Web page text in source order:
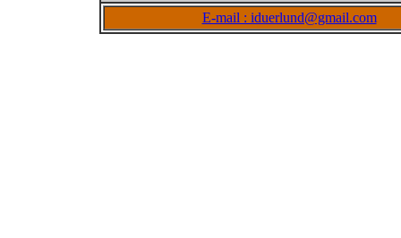
E-mail : iduerlund@gmail.com